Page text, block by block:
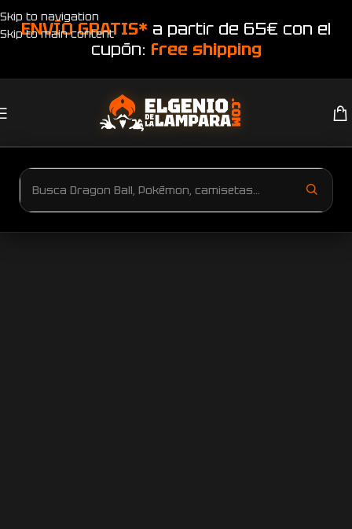
Skip to navigation
Skip to main content
ENVÍO GRATIS* a partir de 65€ con el
cupón: free shipping